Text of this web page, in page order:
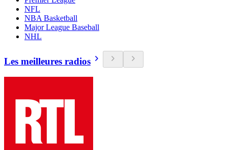
NFL
NBA Basketball
Major League Baseball
NHL
Les meilleures radios